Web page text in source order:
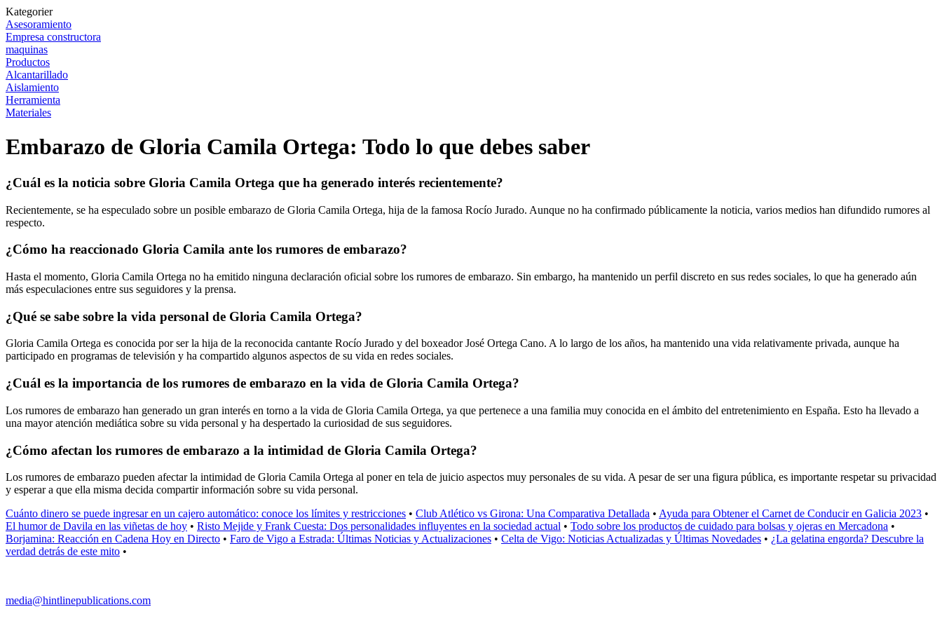
Kategorier
Asesoramiento
Empresa constructora
maquinas
Productos
Alcantarillado
Aislamiento
Herramienta
Materiales
Embarazo de Gloria Camila Ortega: Todo lo que debes saber
¿Cuál es la noticia sobre Gloria Camila Ortega que ha generado interés recientemente?
Recientemente, se ha especulado sobre un posible embarazo de Gloria Camila Ortega, hija de la famosa Rocío Jurado. Aunque no ha confirmado públicamente la noticia, varios medios han difundido rumores al
respecto.
¿Cómo ha reaccionado Gloria Camila ante los rumores de embarazo?
Hasta el momento, Gloria Camila Ortega no ha emitido ninguna declaración oficial sobre los rumores de embarazo. Sin embargo, ha mantenido un perfil discreto en sus redes sociales, lo que ha generado aún
más especulaciones entre sus seguidores y la prensa.
¿Qué se sabe sobre la vida personal de Gloria Camila Ortega?
Gloria Camila Ortega es conocida por ser la hija de la reconocida cantante Rocío Jurado y del boxeador José Ortega Cano. A lo largo de los años, ha mantenido una vida relativamente privada, aunque ha
participado en programas de televisión y ha compartido algunos aspectos de su vida en redes sociales.
¿Cuál es la importancia de los rumores de embarazo en la vida de Gloria Camila Ortega?
Los rumores de embarazo han generado un gran interés en torno a la vida de Gloria Camila Ortega, ya que pertenece a una familia muy conocida en el ámbito del entretenimiento en España. Esto ha llevado a
una mayor atención mediática sobre su vida personal y ha despertado la curiosidad de sus seguidores.
¿Cómo afectan los rumores de embarazo a la intimidad de Gloria Camila Ortega?
Los rumores de embarazo pueden afectar la intimidad de Gloria Camila Ortega al poner en tela de juicio aspectos muy personales de su vida. A pesar de ser una figura pública, es importante respetar su privacidad
y esperar a que ella misma decida compartir información sobre su vida personal.
Cuánto dinero se puede ingresar en un cajero automático: conoce los límites y restricciones • Club Atlético vs Girona: Una Comparativa Detallada • Ayuda para Obtener el Carnet de Conducir en Galicia 2023 •
El humor de Davila en las viñetas de hoy • Risto Mejide y Frank Cuesta: Dos personalidades influyentes en la sociedad actual • Todo sobre los productos de cuidado para bolsas y ojeras en Mercadona •
Borjamina: Reacción en Cadena Hoy en Directo • Faro de Vigo a Estrada: Últimas Noticias y Actualizaciones • Celta de Vigo: Noticias Actualizadas y Últimas Novedades • ¿La gelatina engorda? Descubre la
verdad detrás de este mito •
media@hintlinepublications.com